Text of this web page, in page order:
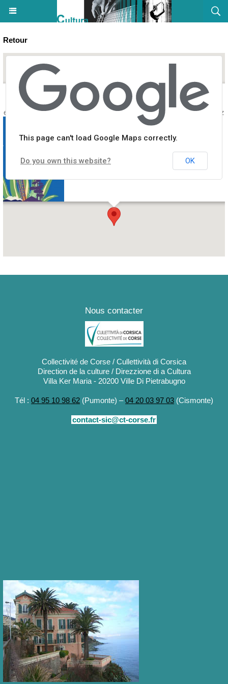
Retour
édition des rencontres d'Auddè proposées par l'association Nanzi
This page can't load Google Maps correctly.
Do you own this website? OK
Nous contacter
Collectivité de Corse / Cullettività di Corsica
Direction de la culture / Direzzione di a Cultura
Villa Ker Maria - 20200 Ville Di Pietrabugno
Tél : 04 95 10 98 62 (Pumonte) –04 20 03 97 03 (Cismonte)
contact-sic@ct-corse.fr